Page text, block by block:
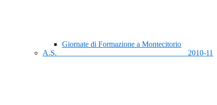
Giornate di Formazione a Montecitorio
A.S. 2010-11